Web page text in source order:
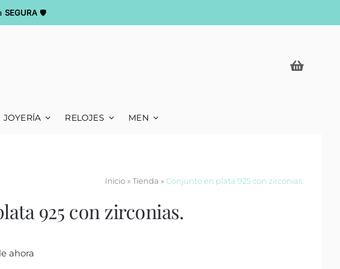
SEGURA🛡
JOYERÍA RELOJES MEN
Inicio» Tienda » Conjunto en plata 925 con zirconias.
925 con zirconias.
ahora